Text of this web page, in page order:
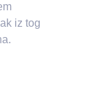
iz tog